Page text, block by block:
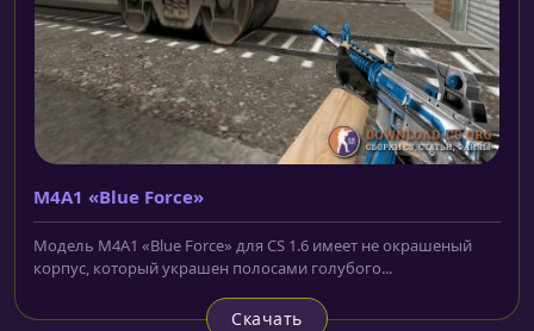
M4A1 «Blue Force»
Модель M4A1 «Blue Force» для CS 1.6 имеет не окрашеный
корпус, который украшен полосами голубого...
Скачать